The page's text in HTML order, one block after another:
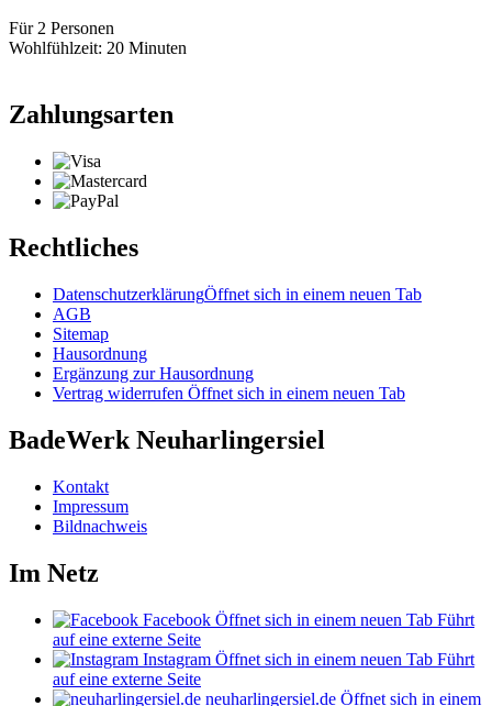
Für 2 Personen
Wohlfühlzeit: 20 Minuten
Zahlungsarten
Rechtliches
DatenschutzerklärungÖffnet sich in einem neuen Tab
AGB
Sitemap
Hausordnung
Ergänzung zur Hausordnung
Vertrag widerrufen Öffnet sich in einem neuen Tab
BadeWerk Neuharlingersiel
Kontakt
Impressum
Bildnachweis
Im Netz
Facebook Öffnet sich in einem neuen Tab Führt
auf eine externe Seite
Instagram Öffnet sich in einem neuen Tab Führt
auf eine externe Seite
neuharlingersiel.de Öffnet sich in einem